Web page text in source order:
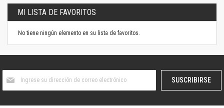
MI LISTA DE FAVORITOS
No tiene ningún elemento en su lista de favoritos.
boletín
SUSCRIBIRSE